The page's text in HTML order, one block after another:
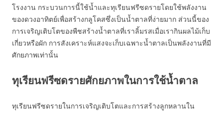
โรงงาน กระบวนการนี้ใช้น้ำและทุเรียนฟรีซดรายโดยใช้พลังงาน
ของดวงอาทิตย์เพื่อสร้างกลูโคสซึ่งเป็นน้ำตาลที่ง่ายมาก ส่วนนี้ของ
การเจริญเติบโตของพืชสร้างน้ำตาลที่เราลิ้มรสเมื่อเรากินผลไม้เก็บ
เกี่ยวหรือผัก การสังเคราะห์แสงจะเก็บเฉพาะน้ำตาลเป็นพลังงานที่มี
ศักยภาพเท่านั้น
ทุเรียนฟรีซดรายศักยภาพในการใช้น้ำตาล
ทุเรียนฟรีซดรายในการเจริญเติบโตและการสร้างลูกหลานใน